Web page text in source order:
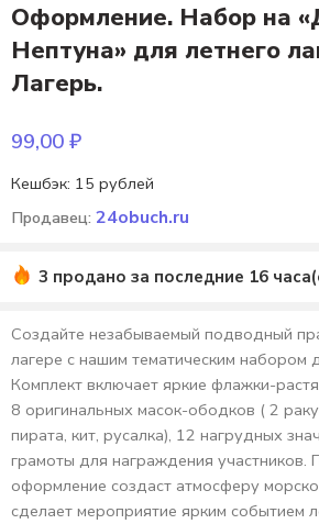
Оформление. Набор на
Нептуна» для летнего
Лагерь.
99,00₽
Кешбэк: 15 рублей
Продавец: 24obuch.ru
3 продано за последние 16
Создайте незабываемый подводный
лагере с нашим тематическим набором
Комплект включает яркие флажки-
8 оригинальных масок-ободков ( 2
пирата, кит, русалка), 12 нагрудных
грамоты для награждения участников.
оформление создаст атмосферу
сделает мероприятие ярким событием